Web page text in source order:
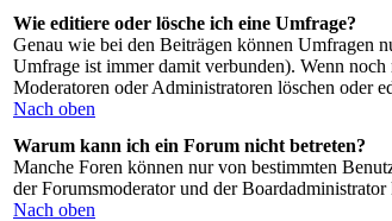
Wie editiere oder lösche ich eine Umfrage?
Genau wie bei den Beiträgen können Umfragen
Umfrage ist immer damit verbunden). Wenn
Moderatoren oder Administratoren löschen oder
Nach oben
Warum kann ich ein Forum nicht betreten?
Manche Foren können nur von bestimmten
der Forumsmoderator und der
Nach oben